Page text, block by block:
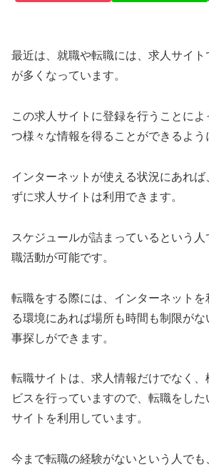
最近は、就職や転職には、求人サイト
が多くなっています。
この求人サイトに登録を行うことに
つ様々な情報を得ることができるよう
インターネットが使える状況にあれ
ずに求人サイトは利用できます。
スケジュールが詰まっているという
職活動が可能です。
転職をする際には、インターネットを
る環境にあれば場所も時間も制限が
事探しができます。
転職サイトは、求人情報だけでなく
ビスを行っていますので、転職をし
サイトを利用しています。
今まで転職の経験がないという人でも